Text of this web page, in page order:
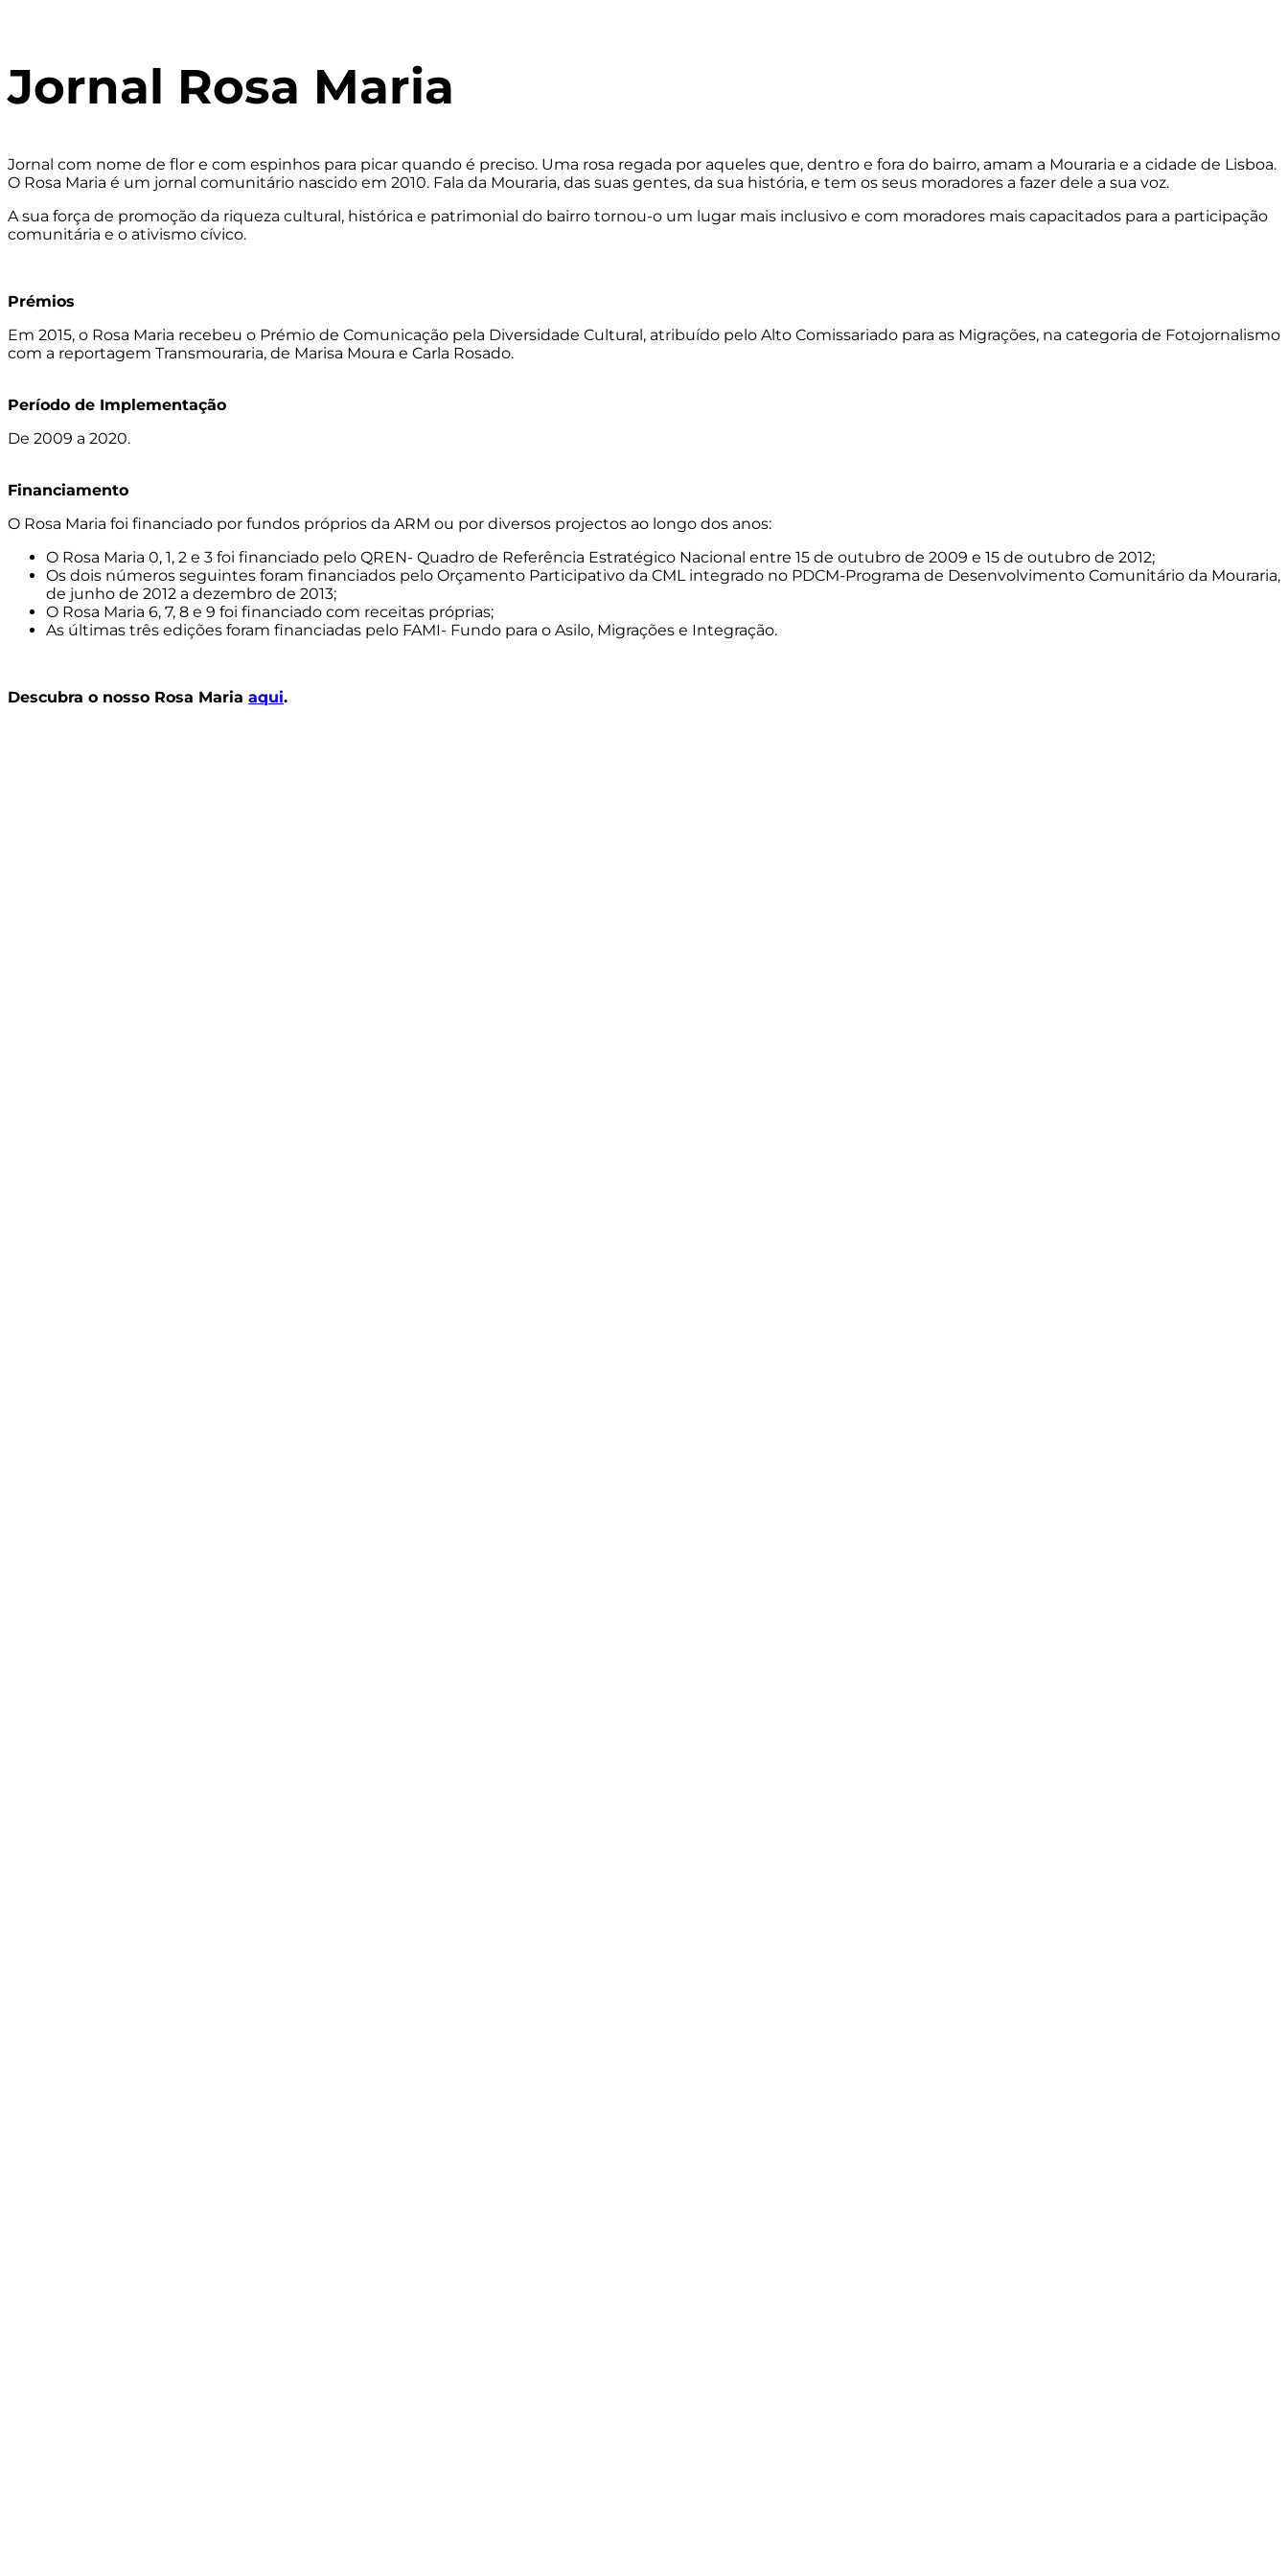
Jornal Rosa Maria
Jornal com nome de flor e com espinhos para picar quando é preciso. Uma rosa regada por aqueles que, dentro e fora do bairro, amam a Mouraria e a cidade de Lisboa.
O Rosa Maria é um jornal comunitário nascido em 2010. Fala da Mouraria, das suas gentes, da sua história, e tem os seus moradores a fazer dele a sua voz.
A sua força de promoção da riqueza cultural, histórica e patrimonial do bairro tornou-o um lugar mais inclusivo e com moradores mais capacitados para a participação
comunitária e o ativismo cívico.
Prémios
Em 2015, o Rosa Maria recebeu o Prémio de Comunicação pela Diversidade Cultural, atribuído pelo Alto Comissariado para as Migrações, na categoria de Fotojornalismo
com a reportagem Transmouraria, de Marisa Moura e Carla Rosado.
Período de Implementação
De 2009 a 2020.
Financiamento
O Rosa Maria foi financiado por fundos próprios da ARM ou por diversos projectos ao longo dos anos:
O Rosa Maria 0, 1, 2 e 3 foi financiado pelo QREN- Quadro de Referência Estratégico Nacional entre 15 de outubro de 2009 e 15 de outubro de 2012;
Os dois números seguintes foram financiados pelo Orçamento Participativo da CML integrado no PDCM-Programa de Desenvolvimento Comunitário da Mouraria,
de junho de 2012 a dezembro de 2013;
O Rosa Maria 6, 7, 8 e 9 foi financiado com receitas próprias;
As últimas três edições foram financiadas pelo FAMI- Fundo para o Asilo, Migrações e Integração.
Descubra o nosso Rosa Maria aqui.